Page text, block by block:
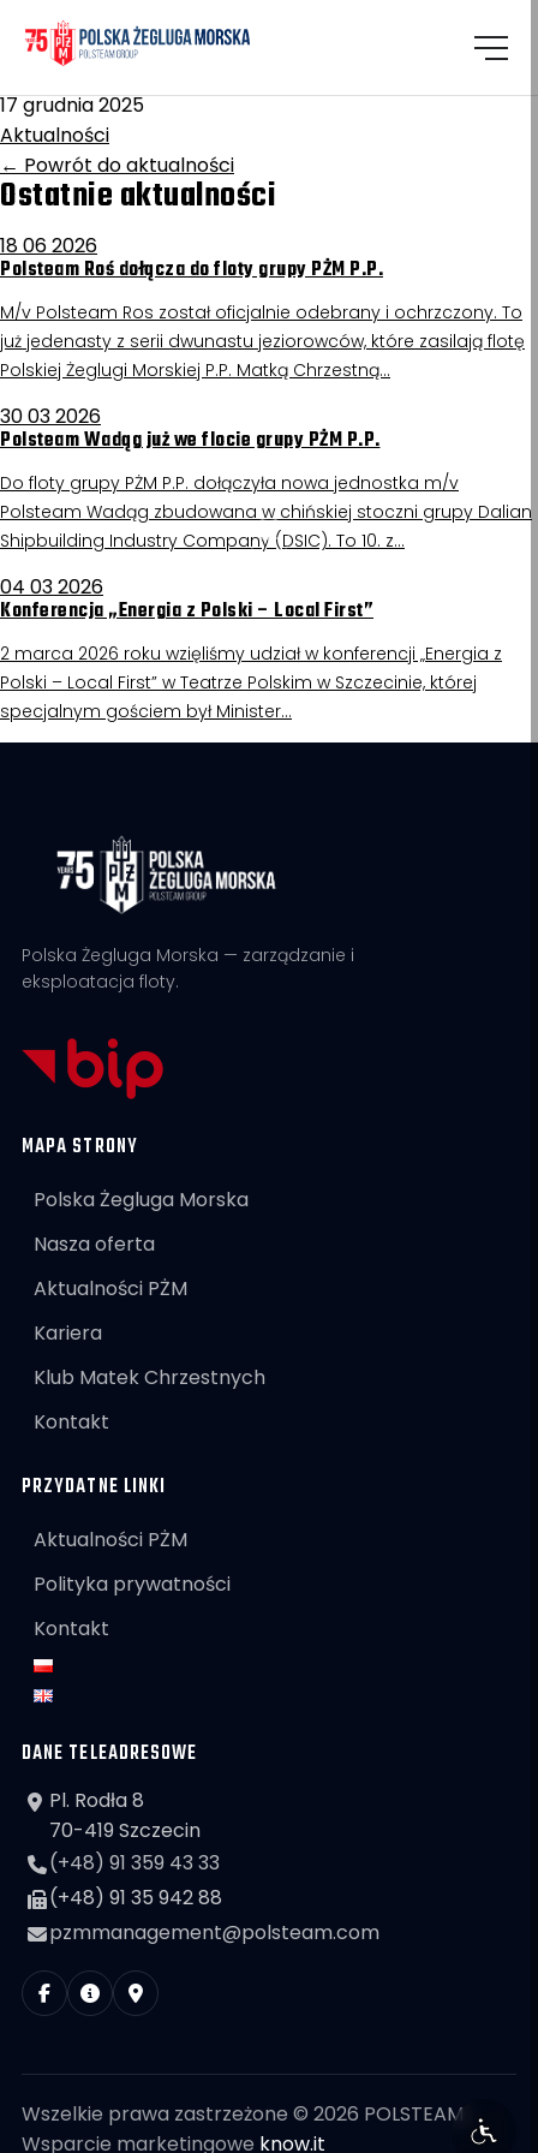
Homepage
Politechnika Śląska
17 grudnia 2025
Aktualności
← Powrót do aktualności
Ostatnie aktualności
18 06 2026
Polsteam Roś dołącza do floty grupy PŻM P.P.
M/v Polsteam Ros został oficjalnie odebrany i ochrzczony. To
już jedenasty z serii dwunastu jeziorowców, które zasilają flotę
Polskiej Żeglugi Morskiej P.P. Matką Chrzestną…
30 03 2026
Polsteam Wadąg już we flocie grupy PŻM P.P.
Do floty grupy PŻM P.P. dołączyła nowa jednostka m/v
Polsteam Wadąg zbudowana w chińskiej stoczni grupy Dalian
Shipbuilding Industry Company (DSIC). To 10. z…
04 03 2026
Konferencja „Energia z Polski – Local First”
2 marca 2026 roku wzięliśmy udział w konferencji „Energia z
Polski – Local First” w Teatrze Polskim w Szczecinie, której
specjalnym gościem był Minister…
Polska Żegluga Morska — zarządzanie i
eksploatacja floty.
MAPA STRONY
Polska Żegluga Morska
Nasza oferta
Aktualności PŻM
Kariera
Klub Matek Chrzestnych
Kontakt
PRZYDATNE LINKI
Aktualności PŻM
Polityka prywatności
Kontakt
DANE TELEADRESOWE
Pl. Rodła 8
70-419 Szczecin
(+48) 91 359 43 33
(+48) 91 35 942 88
pzmmanagement@polsteam.com
Wszelkie prawa zastrzeżone © 2026 POLSTEAM
Wsparcie marketingowe know.it